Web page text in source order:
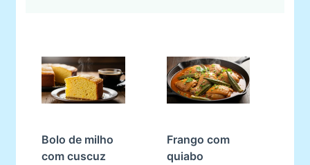
Bolo de milho
com cuscuz
Frango com
quiabo